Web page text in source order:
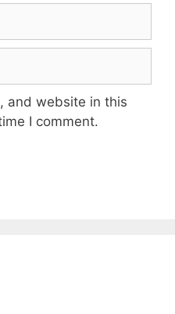
and website in this
I comment.